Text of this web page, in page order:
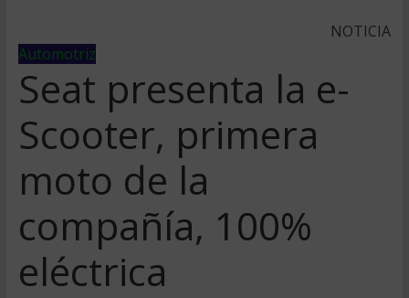
NOTICIA
Automotriz
Seat presenta la e-
Scooter, primera
moto de la
compañía, 100%
eléctrica